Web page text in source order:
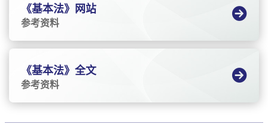
《基本法》网站
参考资料
《基本法》全文
参考资料